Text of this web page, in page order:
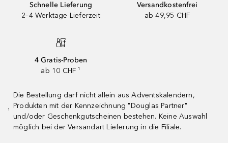
Schnelle Lieferung
2–4 Werktage Lieferzeit
Versandkostenfrei
ab 49,95 CHF
4 Gratis-Proben
ab 10 CHF ¹
¹
Die Bestellung darf nicht allein aus Adventskalendern,
Produkten mit der Kennzeichnung "Douglas Partner"
und/oder Geschenkgutscheinen bestehen. Keine Auswahl
möglich bei der Versandart Lieferung in die Filiale.